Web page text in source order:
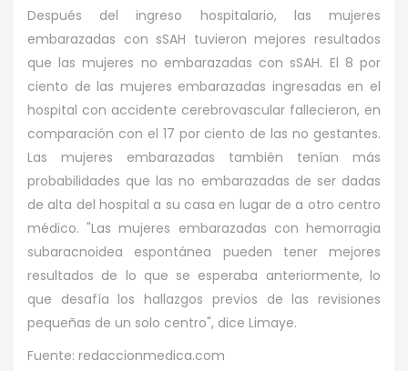
Después del ingreso hospitalario, las mujeres
embarazadas con sSAH tuvieron mejores resultados
que las mujeres no embarazadas con sSAH. El 8 por
ciento de las mujeres embarazadas ingresadas en el
hospital con accidente cerebrovascular fallecieron, en
comparación con el 17 por ciento de las no gestantes.
Las mujeres embarazadas también tenían más
probabilidades que las no embarazadas de ser dadas
de alta del hospital a su casa en lugar de a otro centro
médico. "Las mujeres embarazadas con hemorragia
subaracnoidea espontánea pueden tener mejores
resultados de lo que se esperaba anteriormente, lo
que desafía los hallazgos previos de las revisiones
pequeñas de un solo centro", dice Limaye.
Fuente: redaccionmedica.com